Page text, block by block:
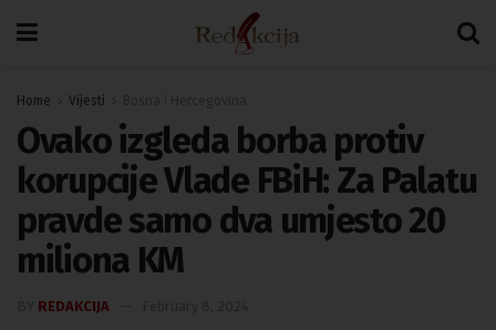
Home Vijesti
Ovako izgleda borba protiv
korupcije Vlade FBiH: Za Palatu
pravde samo dva umjesto 20
miliona KM
REDAKCIJA